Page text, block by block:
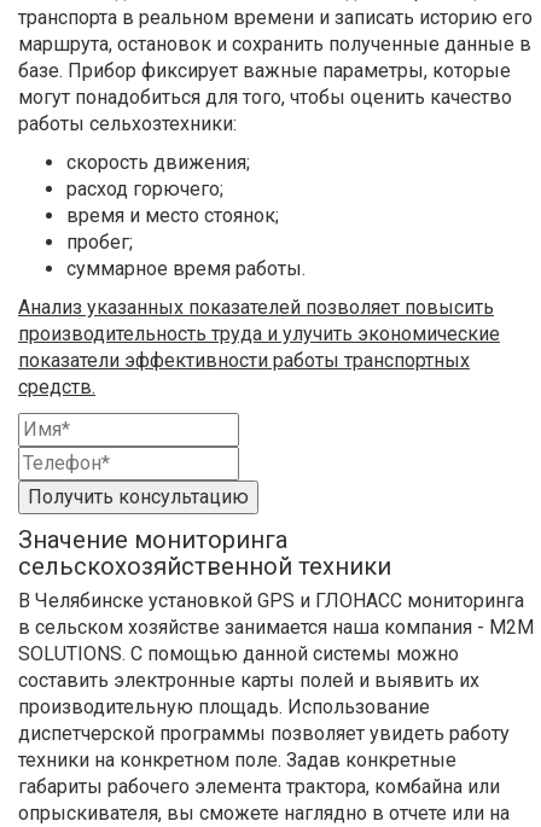
транспорта в реальном времени и записать историю его
маршрута, остановок и сохранить полученные данные в
базе. Прибор фиксирует важные параметры, которые
могут понадобиться для того, чтобы оценить качество
работы сельхозтехники:
скорость движения;
расход горючего;
время и место стоянок;
пробег;
суммарное время работы.
Анализ указанных показателей позволяет повысить
производительность труда и улучить экономические
показатели эффективности работы транспортных
средств.
Получить консультацию
Значение мониторинга
сельскохозяйственной техники
В Челябинске установкой GPS и ГЛОНАСС мониторинга
в сельском хозяйстве занимается наша компания - M2M
SOLUTIONS. С помощью данной системы можно
составить электронные карты полей и выявить их
производительную площадь. Использование
диспетчерской программы позволяет увидеть работу
техники на конкретном поле. Задав конкретные
габариты рабочего элемента трактора, комбайна или
опрыскивателя, вы сможете наглядно в отчете или на